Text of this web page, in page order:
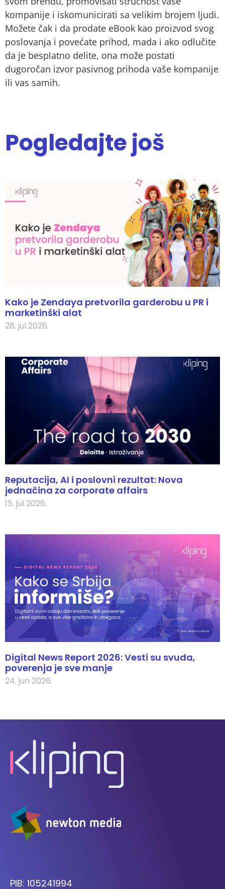
kompanije i iskomunicirati sa velikim brojem ljudi.
Možete čak i da prodate eBook kao proizvod svog
poslovanja i povećate prihod, mada i ako odlučite
da je besplatno delite, ona može postati
dugoročan izvor pasivnog prihoda vaše kompanije
ili vas samih.
Pogledajte još
Kako je Zendaya pretvorila garderobu u PR i
marketinški alat
28. jul 2026.
Reputacija, AI i poslovni rezultat: Nova
jednačina za corporate affairs
15. jul 2026.
Digital News Report 2026: Vesti su svuda,
poverenja je sve manje
24. jun 2026.
PIB: 105241994